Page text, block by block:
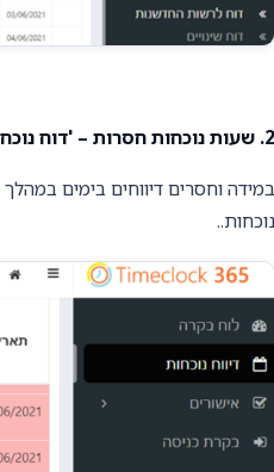
2. שעות נוכחות חסרות – 'דוח נוכחות מפורט'
במידה וחסרים דיווחים בימים
נוכחות..